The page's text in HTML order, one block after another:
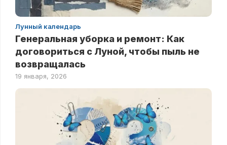
Лунный календарь
Генеральная уборка и ремонт: Как
договориться с Луной, чтобы пыль не
возвращалась
19 января, 2026